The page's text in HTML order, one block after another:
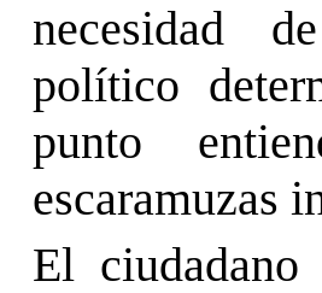
necesidad
político
punto
escaramuzas
El ciudadano